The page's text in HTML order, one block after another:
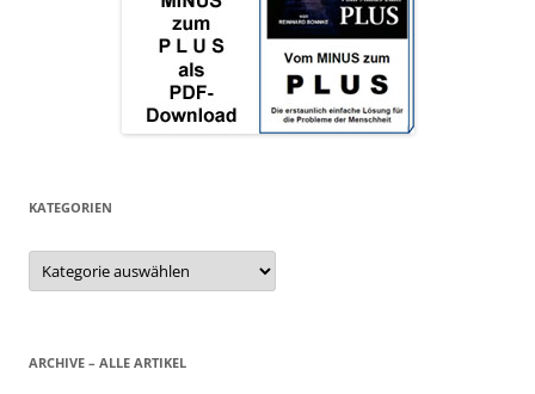
KATEGORIEN
Kategorien
ARCHIVE – ALLE ARTIKEL